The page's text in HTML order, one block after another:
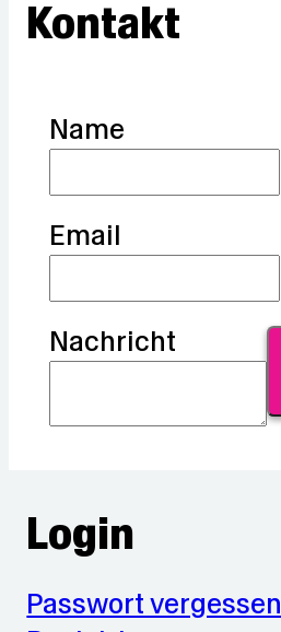
Kontakt
Name
Email
Nachricht
Login
Passwort vergessen